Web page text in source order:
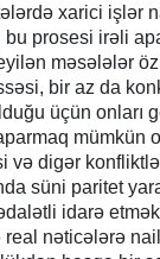
xarici işlər
prosesi irəli
məsələlər
bir az da
üçün onları
mümkün
və digər
süni paritet
idarə etmək
nəticələrə